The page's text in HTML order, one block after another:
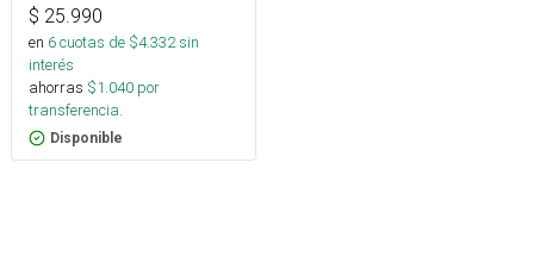
$ 25.990
en 6cuotas de $4.332sin
interés
ahorras $1.040 por
transferencia.
Disponible